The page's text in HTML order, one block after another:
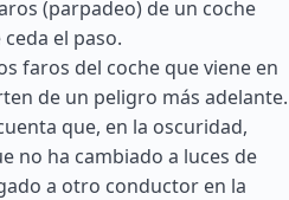
(parpadeo) de un coche
el paso.
faros del coche que viene en
de un peligro más adelante.
que, en la oscuridad,
no ha cambiado a luces de
a otro conductor en la